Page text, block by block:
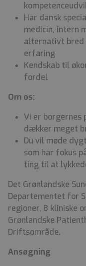
Har dansk
medicin, intern
alternativt bred
erfaring
Kendskab til
fordel
Om os:
Vi er borgernes
dækker meget
Du vil møde
som har fokus
ting til at
Det Grønlandske
Departementet for
regioner, 8 kliniske
Grønlandske
Driftsområde.
Ansøgning